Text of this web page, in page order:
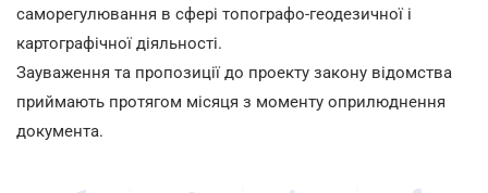
саморегулювання в сфері топографо-геодезичної і
картографічної діяльності.
Зауваження та пропозиції до проекту закону відомства
приймають протягом місяця з моменту оприлюднення
документа.